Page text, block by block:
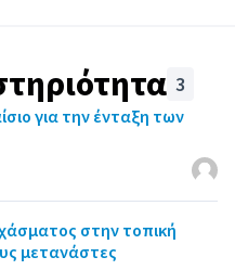
3
για την ένταξη των
στην τοπική
μετανάστες